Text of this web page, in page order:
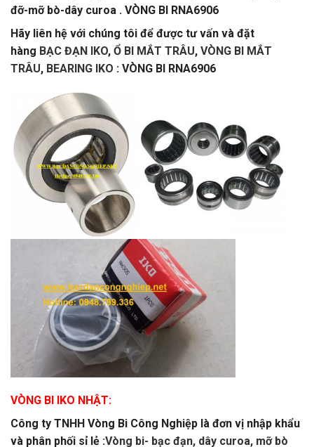
đỡ-mỡ bò-dây curoa . VÒNG BI RNA6906
Hãy liên hệ với chúng tôi để được tư vấn và đặt
hàng BẠC ĐẠN IKO, Ổ BI MẮT TRÂU, VÒNG BI MẮT
TRÂU, BEARING IKO : VÒNG BI RNA6906
VÒNG BI IKO NHẬT:
Công ty TNHH Vòng Bi Công Nghiệp là đơn vị nhập khẩu
và phân phối sỉ lẻ :Vòng bi- bạc đạn, dây curoa, mỡ bò